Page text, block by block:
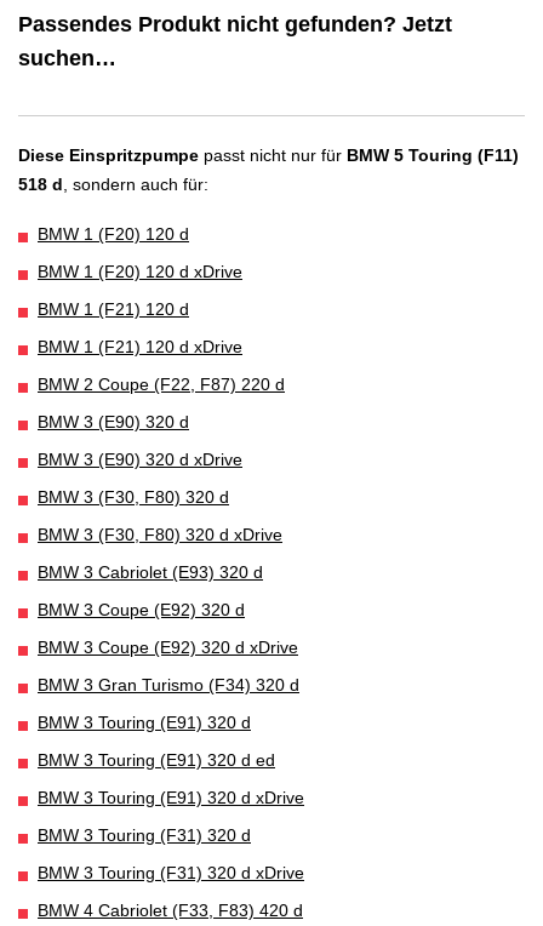
Passendes Produkt nicht gefunden? Jetzt
suchen…
Diese Einspritzpumpe passt nicht nur für BMW 5 Touring (F11)
518 d , sondern auch für:
BMW 1 (F20) 120 d
BMW 1 (F20) 120 d xDrive
BMW 1 (F21) 120 d
BMW 1 (F21) 120 d xDrive
BMW 2 Coupe (F22, F87) 220 d
BMW 3 (E90) 320 d
BMW 3 (E90) 320 d xDrive
BMW 3 (F30, F80) 320 d
BMW 3 (F30, F80) 320 d xDrive
BMW 3 Cabriolet (E93) 320 d
BMW 3 Coupe (E92) 320 d
BMW 3 Coupe (E92) 320 d xDrive
BMW 3 Gran Turismo (F34) 320 d
BMW 3 Touring (E91) 320 d
BMW 3 Touring (E91) 320 d ed
BMW 3 Touring (E91) 320 d xDrive
BMW 3 Touring (F31) 320 d
BMW 3 Touring (F31) 320 d xDrive
BMW 4 Cabriolet (F33, F83) 420 d